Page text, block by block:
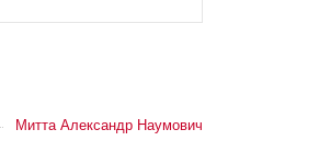
Митта Александр Наумович